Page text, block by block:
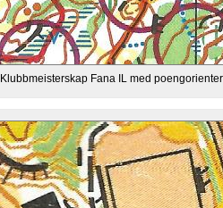
Klubbmeisterskap Fana IL med